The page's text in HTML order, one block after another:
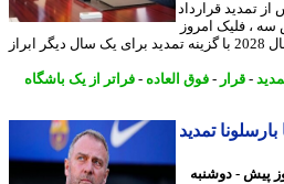
قرارداد
فلیک امروز
از تمدید قراردادش با بارسلونا تا سال 2028 با گزینه تمدید برای یک سال دیگر ابراز
-قرار - فوق العاده-فراتر از یک باشگاه
تمدید
- دوشنبه